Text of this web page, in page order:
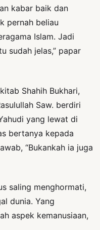
kabar baik dan
pernah beliau
Islam. Jadi
sudah jelas,” papar
Shahih Bukhari,
Saw. berdiri
yang lewat di
bertanya kepada
“Bukankah ia juga
saling menghormati,
dunia. Yang
aspek kemanusiaan,